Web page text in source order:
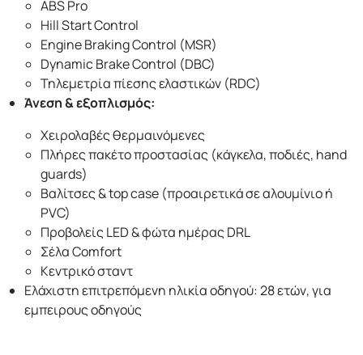
ABS Pro
Hill Start Control
Engine Braking Control (MSR)
Dynamic Brake Control (DBC)
Τηλεμετρία πίεσης ελαστικών (RDC)
Άνεση & εξοπλισμός:
Χειρολαβές θερμαινόμενες
Πλήρες πακέτο προστασίας (κάγκελα, ποδιές, hand
guards)
Βαλίτσες & top case (προαιρετικά σε αλουμίνιο ή
PVC)
Προβολείς LED & φώτα ημέρας DRL
Σέλα Comfort
Κεντρικό σταντ
Ελάχιστη επιτρεπόμενη ηλικία οδηγού: 28 ετών, για
εμπειρους οδηγούς